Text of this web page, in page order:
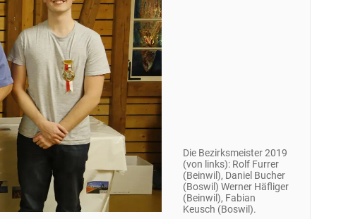
Die Bezirksmeister 2019
(von links): Rolf Furrer
(Beinwil), Daniel Bucher
(Boswil) Werner Häfliger
(Beinwil), Fabian
Keusch (Boswil).